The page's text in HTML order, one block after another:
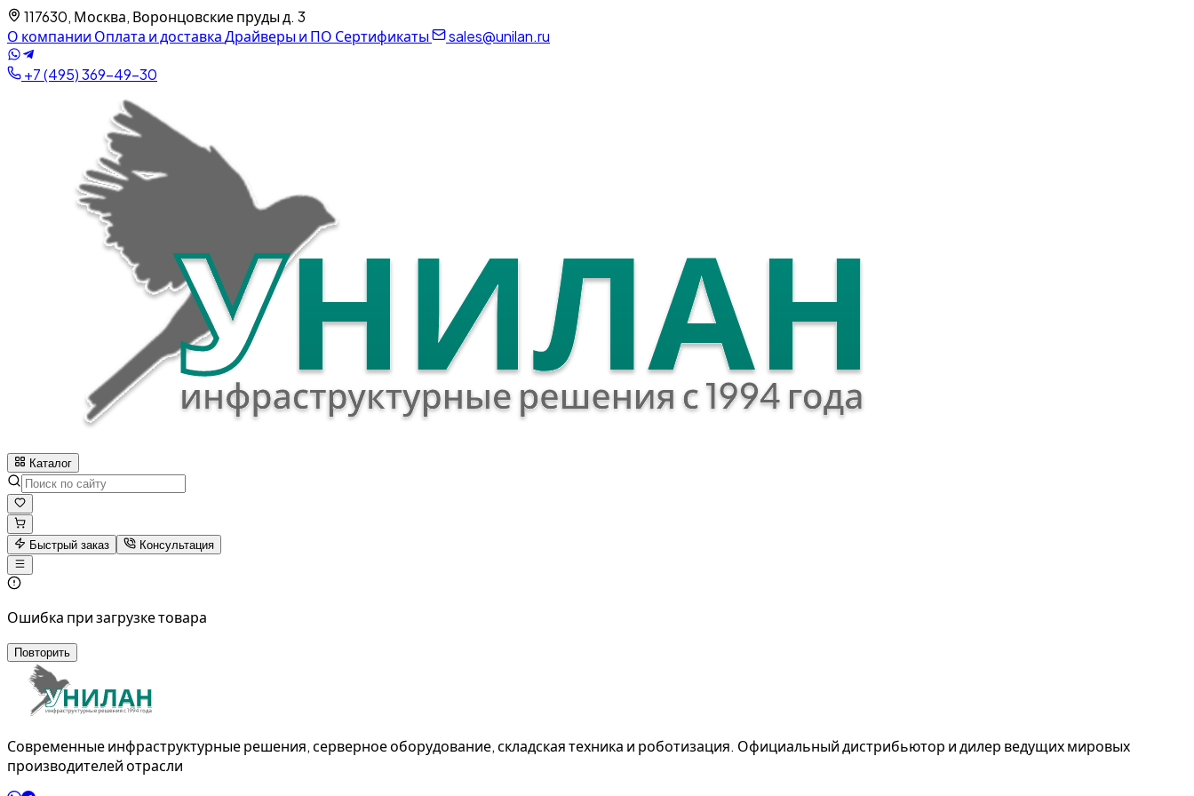
117630, Москва, Воронцовские пруды д. 3
О компании Оплата и доставкаДрайверы и ПО Сертификаты sales@unilan.ru
+7 (495) 369-49-30
Каталог
Быстрый заказ Консультация
Ошибка при загрузке товара
Повторить
Современные инфраструктурные решения, серверное оборудование, складская техника и роботизация. Официальный дистрибьютор и дилер ведущих мировых
производителей отрасли